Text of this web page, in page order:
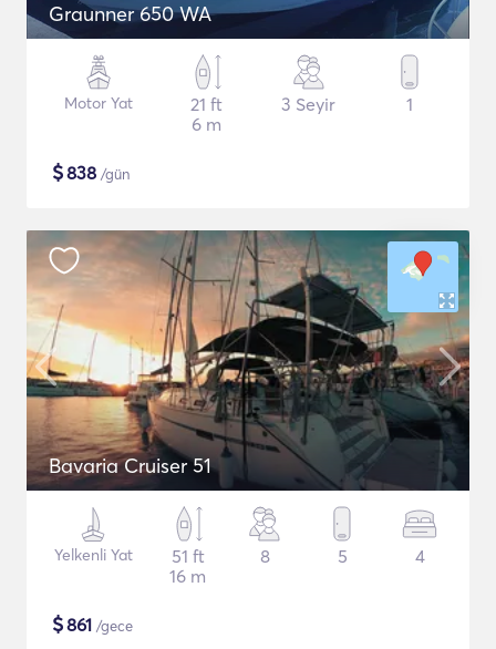
Graunner 650 WA
Motor Yat
21 ft
6 m
3 Seyir 1
$838 /gün
Bavaria Cruiser 51
Yelkenli Yat
51 ft
16 m
8 5 4
$861 /gece